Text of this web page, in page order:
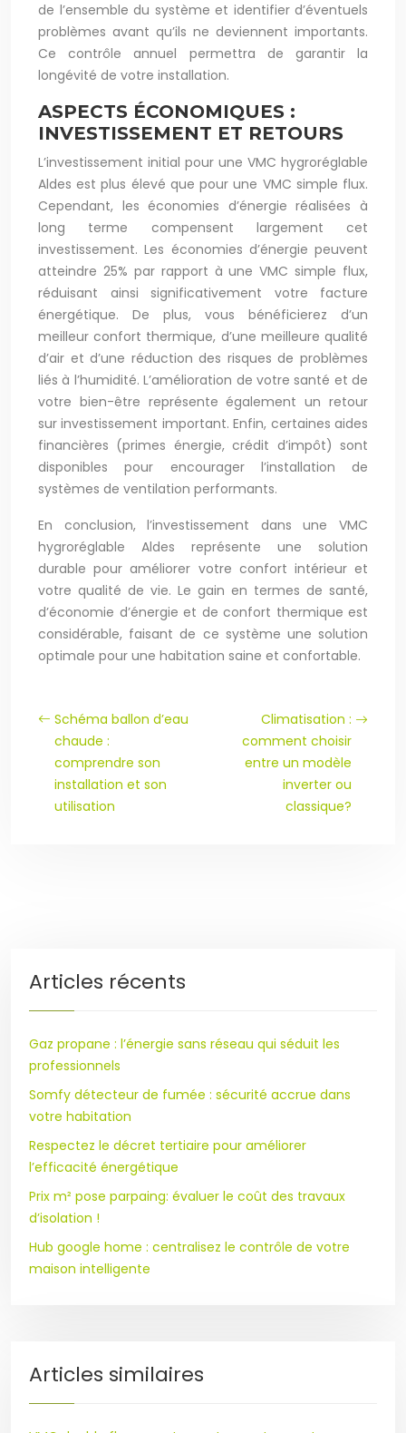
de l’ensemble du système et identifier d’éventuels
problèmes avant qu’ils ne deviennent importants.
Ce contrôle annuel permettra de garantir la
longévité de votre installation.
ASPECTS ÉCONOMIQUES :
INVESTISSEMENT ET RETOURS
L’investissement initial pour une VMC hygroréglable
Aldes est plus élevé que pour une VMC simple flux.
Cependant, les économies d’énergie réalisées à
long terme compensent largement cet
investissement. Les économies d’énergie peuvent
atteindre 25% par rapport à une VMC simple flux,
réduisant ainsi significativement votre facture
énergétique. De plus, vous bénéficierez d’un
meilleur confort thermique, d’une meilleure qualité
d’air et d’une réduction des risques de problèmes
liés à l’humidité. L’amélioration de votre santé et de
votre bien-être représente également un retour
sur investissement important. Enfin, certaines aides
financières (primes énergie, crédit d’impôt) sont
disponibles pour encourager l’installation de
systèmes de ventilation performants.
En conclusion, l’investissement dans une VMC
hygroréglable Aldes représente une solution
durable pour améliorer votre confort intérieur et
votre qualité de vie. Le gain en termes de santé,
d’économie d’énergie et de confort thermique est
considérable, faisant de ce système une solution
optimale pour une habitation saine et confortable.
Schéma ballon d’eau
chaude :
comprendre son
installation et son
utilisation
Climatisation :
comment choisir
entre un modèle
inverter ou
classique?
Articles récents
Gaz propane : l’énergie sans réseau qui séduit les
professionnels
Somfy détecteur de fumée : sécurité accrue dans
votre habitation
Respectez le décret tertiaire pour améliorer
l’efficacité énergétique
Prix m² pose parpaing: évaluer le coût des travaux
d’isolation !
Hub google home : centralisez le contrôle de votre
maison intelligente
Articles similaires